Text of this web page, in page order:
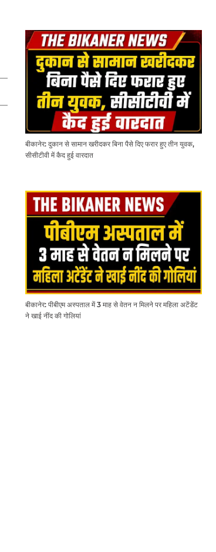
बीकानेर: दुकान से सामान खरीदकर बिना पैसे दिए फरार हुए तीन युवक,
सीसीटीवी में कैद हुई वारदात
बीकानेर: पीबीएम अस्पताल में 3 माह से वेतन न मिलने पर महिला अटेंडेंट
ने खाई नींद की गोलियां